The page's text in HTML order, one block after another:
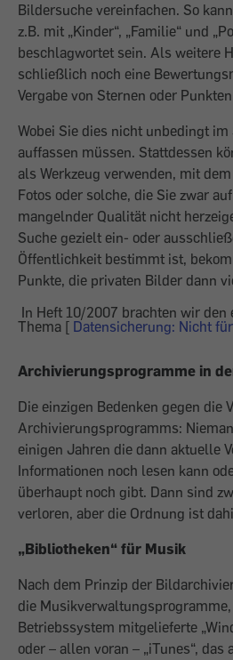
Bildersuche vereinfachen. So
z.B. mit „Kinder“, „Familie“ und
beschlagwortet sein. Als weitere
schließlich noch eine
Vergabe von Sternen oder
Wobei Sie dies nicht unbedingt
auffassen müssen. Stattdessen
als Werkzeug verwenden, mit
Fotos oder solche, die Sie zwar
mangelnder Qualität nicht
Suche gezielt ein- oder
Öffentlichkeit bestimmt ist,
Punkte, die privaten Bilder dann
In Heft 10/2007 brachten wir den
Thema [ Datensicherung: Nicht
Archivierungsprogramme in
Die einzigen Bedenken gegen die
Archivierungsprogramms:
einigen Jahren die dann aktuelle
Informationen noch lesen kann
überhaupt noch gibt. Dann sind
verloren, aber die Ordnung ist
„Bibliotheken“ für Musik
Nach dem Prinzip der
die
Betriebssystem mitgelieferte
oder – allen voran – „iTunes“, das